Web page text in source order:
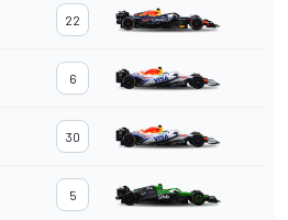
22
6
30
5